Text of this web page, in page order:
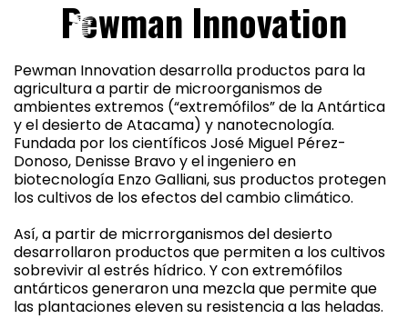
Pewman Innovation
Pewman Innovation desarrolla productos para la
agricultura a partir de microorganismos de
ambientes extremos (“extremófilos” de la Antártica
y el desierto de Atacama) y nanotecnología.
Fundada por los científicos José Miguel Pérez-
Donoso, Denisse Bravo y el ingeniero en
biotecnología Enzo Galliani, sus productos protegen
los cultivos de los efectos del cambio climático.
Así, a partir de micrrorganismos del desierto
desarrollaron productos que permiten a los cultivos
sobrevivir al estrés hídrico. Y con extremófilos
antárticos generaron una mezcla que permite que
las plantaciones eleven su resistencia a las heladas.